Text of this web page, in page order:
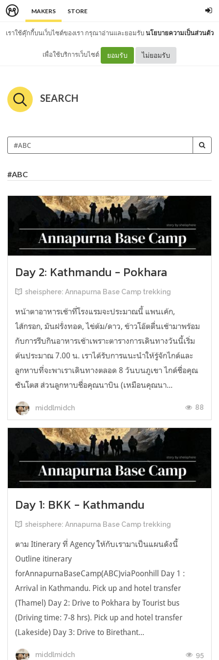
MAKERS STORE
เราใช้คุ๊กกี้บนเว็บไซต์ของเรา กรุณาอ่านและยอมรับนโยบายความเป็นส่วนตัว
เพื่อใช้บริการเว็บไซต์ ยอมรับ ไม่ยอมรับ
SEARCH
#ABC
Day 2: Kathmandu - Pokhara
sheisphere: Annapurna Base Camp trekking
หน้าตาอาหารเช้าที่โรงแรมจะประมาณนี้ แพนเค้ก,
ไส้กรอก, มันฝรั่งทอด, ไข่ต้ม/ดาว, ข้าวโอ๊ตตื่นเช้ามาพร้อม
กับการรีบกินอาหารเช้าเพราะตารางการเดินทางวันนี้เริ่ม
ต้นประมาณ 7.00 น. เราได้รับการแนะนำให้รู้จักไกด์และ
ลูกหาบที่จะพาเราเดินทางตลอด 8 วันบนภูเขา ไกด์ชื่อคุณ
ซันโตส ส่วนลูกหาบชื่อคุณนาบิน (เหมือนคุณนา...
middlmidch 88
Day 1: BKK - Kathmandu
sheisphere: Annapurna Base Camp trekking
ตาม Itinerary ที่ Agency ให้กับเรามาเป็นแผนดังนี้
Outline itinerary
forAnnapurnaBaseCamp(ABC)viaPoonhill Day 1 :
Arrival in Kathmandu. Pick up and hotel transfer
(Thamel) Day 2: Drive to Pokhara by Tourist bus
(Driving time: 7-8 hrs). Pick up and hotel transfer
(Lakeside) Day 3: Drive to Birethant...
middlmidch 95